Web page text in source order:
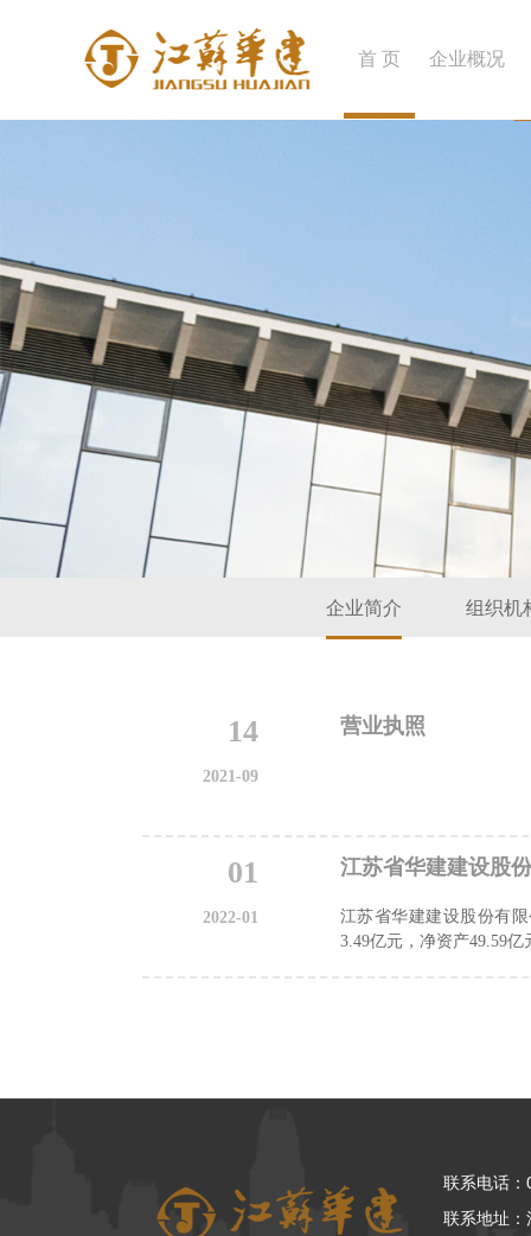
首 页 企业概况
企业简介 组织机
14
2021-09
营业执照
01
2022-01
江苏省华建建设股
江苏省华建建设股份有
3.49亿元，净资产49.59
联系电话
联系地址